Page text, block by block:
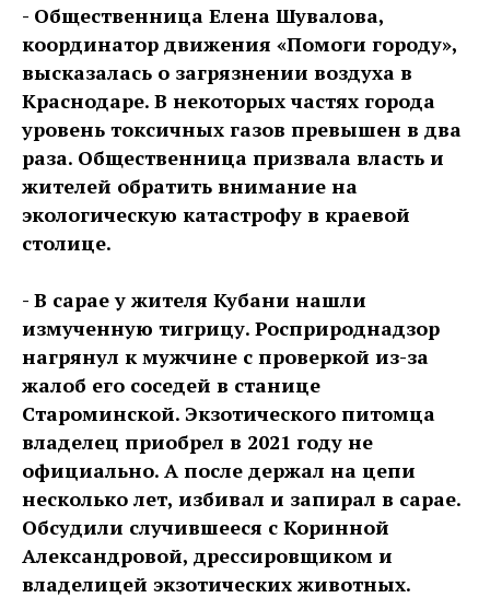
- Общественница Елена Шувалова,
координатор движения «Помоги городу»,
высказалась о загрязнении воздуха в
Краснодаре. В некоторых частях города
уровень токсичных газов превышен в два
раза. Общественница призвала власть и
жителей обратить внимание на
экологическую катастрофу в краевой
столице.
- В сарае у жителя Кубани нашли
измученную тигрицу. Росприроднадзор
нагрянул к мужчине с проверкой из-за
жалоб его соседей в станице
Староминской. Экзотического питомца
владелец приобрел в 2021 году не
официально. А после держал на цепи
несколько лет, избивал и запирал в сарае.
Обсудили случившееся с Коринной
Александровой, дрессировщиком и
владелицей экзотических животных.